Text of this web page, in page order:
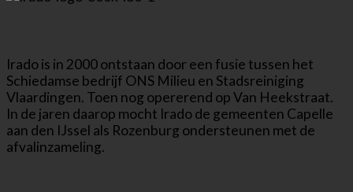
Irado is in 2000 ontstaan door een fusie tussen het
Schiedamse bedrijf ONS Milieu en Stadsreiniging
Vlaardingen. Toen nog opererend op Van Heekstraat.
In de jaren daarop mocht Irado de gemeenten Capelle
aan den IJssel als Rozenburg ondersteunen met de
afvalinzameling.